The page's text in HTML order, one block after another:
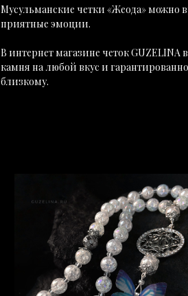
Мусульманские четки «Жеода» можно
приятные эмоции.
В интернет магазине четок GUZELINA
камня на любой вкус и
близкому.